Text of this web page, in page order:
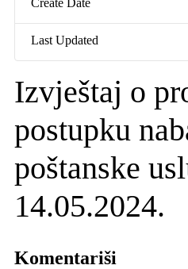
Create Date
Last Updated
Izvještaj o
postupku
poštanske
14.05.2024.
Komentariši